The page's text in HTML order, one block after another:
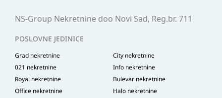
NS-Group Nekretnine doo Novi Sad, Reg.br. 711
POSLOVNE JEDINICE
Grad nekretnine
City nekretnine
021 nekretnine
Info nekretnine
Royal nekretnine
Bulevar nekretnine
Office nekretnine
Halo nekretnine